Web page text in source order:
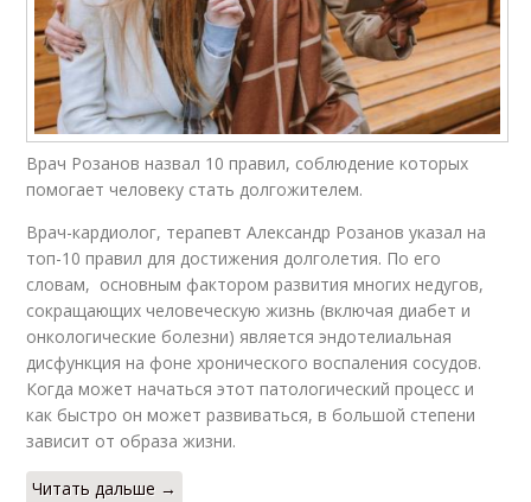
Врач Розанов назвал 10 правил, соблюдение которых
помогает человеку стать долгожителем.
Врач-кардиолог, терапевт Александр Розанов указал на
топ-10 правил для достижения долголетия. По его
словам, основным фактором развития многих недугов,
сокращающих человеческую жизнь (включая диабет и
онкологические болезни) является эндотелиальная
дисфункция на фоне хронического воспаления сосудов.
Когда может начаться этот патологический процесс и
как быстро он может развиваться, в большой степени
зависит от образа жизни.
Читать дальше →